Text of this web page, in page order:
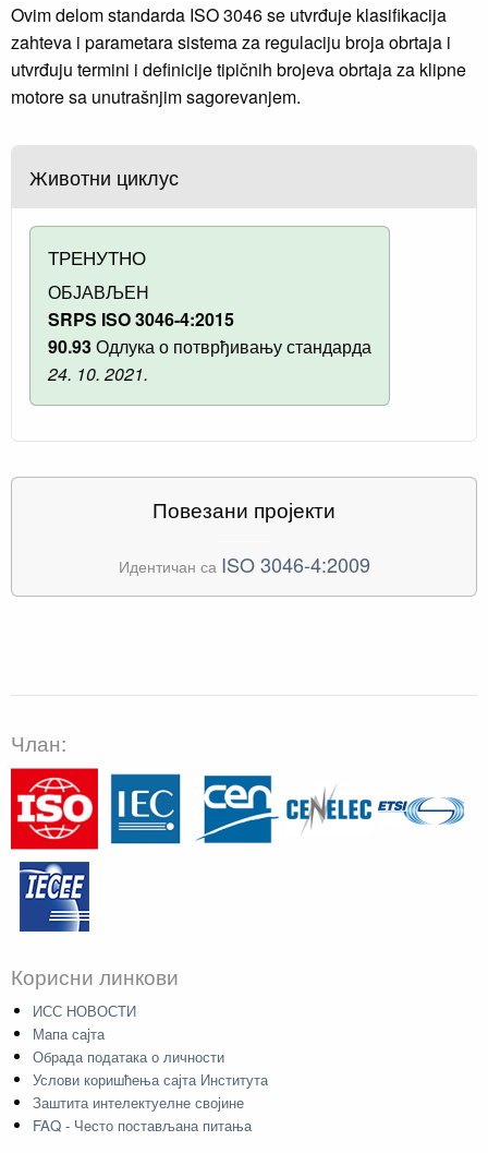
Ovim delom standarda ISO 3046 se utvrđuje klasifikacija
zahteva i parametara sistema za regulaciju broja obrtaja i
utvrđuju termini i definicije tipičnih brojeva obrtaja za klipne
motore sa unutrašnjim sagorevanjem.
Животни циклус
ТРЕНУТНО
ОБЈАВЉЕН
SRPS ISO 3046-4:2015
90.93Одлука о потврђивању стандарда
24. 10. 2021.
Повезани пројекти
Идентичан са ISO 3046-4:2009
Члан:
Корисни линкови
ИСС НОВОСТИ
Мапа сајта
Обрада података о личности
Услови коришћења сајта Института
Заштита интелектуелне својине
FAQ - Често постављана питања